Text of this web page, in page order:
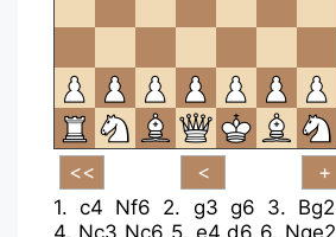
1.c4 Nf6 2. g3 g6 3. Bg2
4. Nc3 Nc6 5. e4 d6 6. Nge2